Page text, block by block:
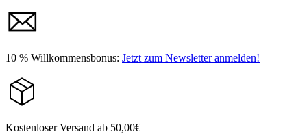
10 % Willkommensbonus: Jetzt zum Newsletter anmelden!
Kostenloser Versand ab 50,00€